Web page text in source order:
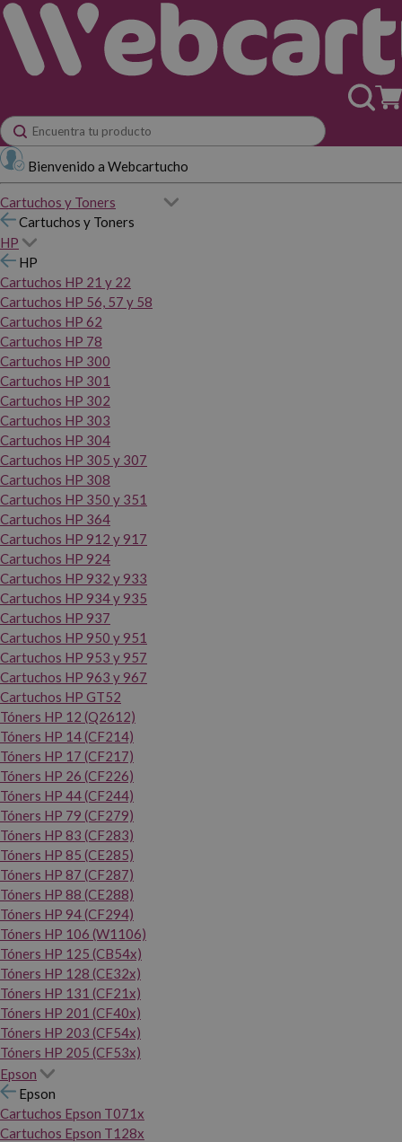
Bienvenido a Webcartucho
Cartuchos y Toners
Cartuchos y Toners
HP
HP
Cartuchos HP 21 y 22
Cartuchos HP 56, 57 y 58
Cartuchos HP 62
Cartuchos HP 78
Cartuchos HP 300
Cartuchos HP 301
Cartuchos HP 302
Cartuchos HP 303
Cartuchos HP 304
Cartuchos HP 305 y 307
Cartuchos HP 308
Cartuchos HP 350 y 351
Cartuchos HP 364
Cartuchos HP 912 y 917
Cartuchos HP 924
Cartuchos HP 932 y 933
Cartuchos HP 934 y 935
Cartuchos HP 937
Cartuchos HP 950 y 951
Cartuchos HP 953 y 957
Cartuchos HP 963 y 967
Cartuchos HP GT52
Tóners HP 12 (Q2612)
Tóners HP 14 (CF214)
Tóners HP 17 (CF217)
Tóners HP 26 (CF226)
Tóners HP 44 (CF244)
Tóners HP 79 (CF279)
Tóners HP 83 (CF283)
Tóners HP 85 (CE285)
Tóners HP 87 (CF287)
Tóners HP 88 (CE288)
Tóners HP 94 (CF294)
Tóners HP 106 (W1106)
Tóners HP 125 (CB54x)
Tóners HP 128 (CE32x)
Tóners HP 131 (CF21x)
Tóners HP 201 (CF40x)
Tóners HP 203 (CF54x)
Tóners HP 205 (CF53x)
Epson
Epson
Cartuchos Epson T071x
Cartuchos Epson T128x